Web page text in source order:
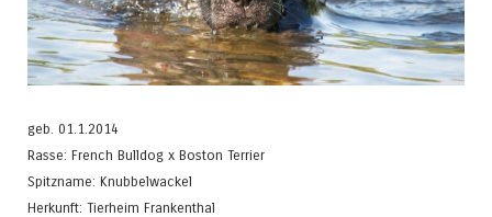
geb. 01.1.2014
Rasse: French Bulldog x Boston Terrier
Spitzname: Knubbelwackel
Herkunft: Tierheim Frankenthal